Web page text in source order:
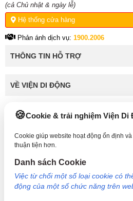
Cookie & trải nghiệm Viện Di
Cookie giúp website hoạt động ổn định
thuận tiện hơn.
Danh sách Cookie
Việc từ chối một số loại cookie có
động của một số chức năng trên
(cả Chủ nhật & ngày lễ)
Hệ thống cửa hàng
Phản ánh dịch vụ: 1900.2006
THÔNG TIN HỖ TRỢ
VỀ VIỆN DI ĐỘNG
KẾT NỐI VỚI VIỆN
Định, TP HCM. Mã số doanh nghiệp: 0317265132
kế hoạch và đầu tư TP Hồ Chí Minh. Giám đốc: